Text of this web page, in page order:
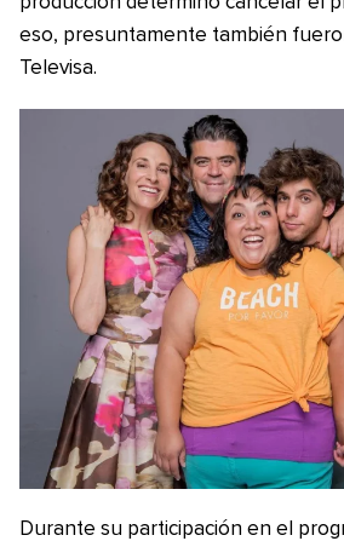
eso, presuntamente también
Televisa.
Durante su participación en el